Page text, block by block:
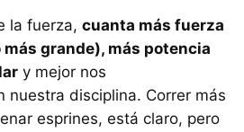
la fuerza, cuanta más fuerza
grande), más potencia
y mejor nos
nuestra disciplina. Correr más
esprines, está claro, pero